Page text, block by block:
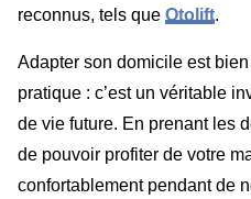
reconnus, tels que Otolift.
Adapter son domicile est
pratique : c’est un véritable
de vie future. En prenant les
de pouvoir profiter de votre
confortablement pendant de